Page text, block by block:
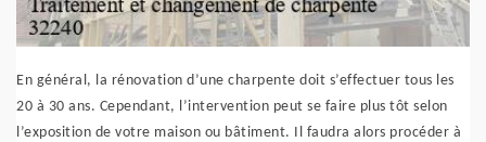
En général, la rénovation d’une charpente doit s’effectuer tous les
20 à 30 ans. Cependant, l’intervention peut se faire plus tôt selon
l’exposition de votre maison ou bâtiment. Il faudra alors procéder à